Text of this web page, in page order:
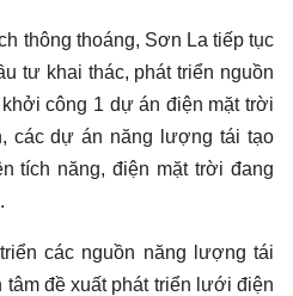
thông thoáng, Sơn La tiếp tục
tư khai thác, phát triển nguồn
công 1 dự án điện mặt trời
các dự án năng lượng tái tạo
tích năng, điện mặt trời đang
các nguồn năng lượng tái
đề xuất phát triển lưới điện